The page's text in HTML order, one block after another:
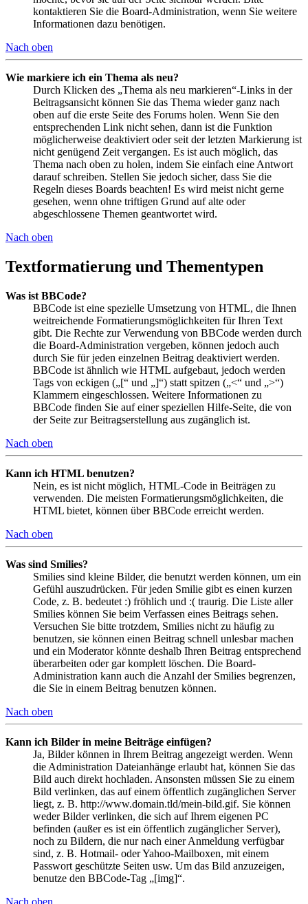
kontaktieren Sie die Board-Administration, wenn Sie weitere
Informationen dazu benötigen.
Nach oben
Wie markiere ich ein Thema als neu?
Durch Klicken des „Thema als neu markieren“-Links in der
Beitragsansicht können Sie das Thema wieder ganz nach
oben auf die erste Seite des Forums holen. Wenn Sie den
entsprechenden Link nicht sehen, dann ist die Funktion
möglicherweise deaktiviert oder seit der letzten Markierung ist
nicht genügend Zeit vergangen. Es ist auch möglich, das
Thema nach oben zu holen, indem Sie einfach eine Antwort
darauf schreiben. Stellen Sie jedoch sicher, dass Sie die
Regeln dieses Boards beachten! Es wird meist nicht gerne
gesehen, wenn ohne triftigen Grund auf alte oder
abgeschlossene Themen geantwortet wird.
Nach oben
Textformatierung und Thementypen
Was ist BBCode?
BBCode ist eine spezielle Umsetzung von HTML, die Ihnen
weitreichende Formatierungsmöglichkeiten für Ihren Text
gibt. Die Rechte zur Verwendung von BBCode werden durch
die Board-Administration vergeben, können jedoch auch
durch Sie für jeden einzelnen Beitrag deaktiviert werden.
BBCode ist ähnlich wie HTML aufgebaut, jedoch werden
Tags von eckigen („[“ und „]“) statt spitzen („<“ und „>“)
Klammern eingeschlossen. Weitere Informationen zu
BBCode finden Sie auf einer speziellen Hilfe-Seite, die von
der Seite zur Beitragserstellung aus zugänglich ist.
Nach oben
Kann ich HTML benutzen?
Nein, es ist nicht möglich, HTML-Code in Beiträgen zu
verwenden. Die meisten Formatierungsmöglichkeiten, die
HTML bietet, können über BBCode erreicht werden.
Nach oben
Was sind Smilies?
Smilies sind kleine Bilder, die benutzt werden können, um ein
Gefühl auszudrücken. Für jeden Smilie gibt es einen kurzen
Code, z. B. bedeutet :) fröhlich und :( traurig. Die Liste aller
Smilies können Sie beim Verfassen eines Beitrags sehen.
Versuchen Sie bitte trotzdem, Smilies nicht zu häufig zu
benutzen, sie können einen Beitrag schnell unlesbar machen
und ein Moderator könnte deshalb Ihren Beitrag entsprechend
überarbeiten oder gar komplett löschen. Die Board-
Administration kann auch die Anzahl der Smilies begrenzen,
die Sie in einem Beitrag benutzen können.
Nach oben
Kann ich Bilder in meine Beiträge einfügen?
Ja, Bilder können in Ihrem Beitrag angezeigt werden. Wenn
die Administration Dateianhänge erlaubt hat, können Sie das
Bild auch direkt hochladen. Ansonsten müssen Sie zu einem
Bild verlinken, das auf einem öffentlich zugänglichen Server
liegt, z. B. http://www.domain.tld/mein-bild.gif. Sie können
weder Bilder verlinken, die sich auf Ihrem eigenen PC
befinden (außer es ist ein öffentlich zugänglicher Server),
noch zu Bildern, die nur nach einer Anmeldung verfügbar
sind, z. B. Hotmail- oder Yahoo-Mailboxen, mit einem
Passwort geschützte Seiten usw. Um das Bild anzuzeigen,
benutze den BBCode-Tag „[img]“.
Nach oben